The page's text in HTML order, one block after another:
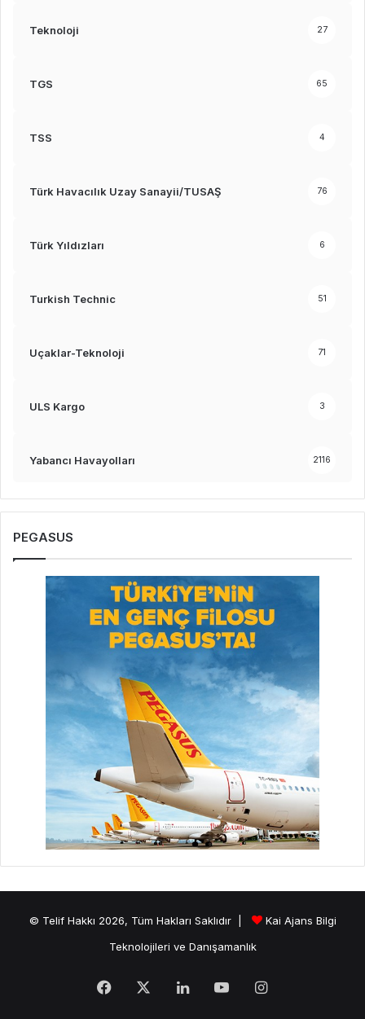
Teknoloji 27
TGS 65
TSS 4
Türk Havacılık Uzay Sanayii/TUSAŞ 76
Türk Yıldızları 6
Turkish Technic 51
Uçaklar-Teknoloji 71
ULS Kargo 3
Yabancı Havayolları 2116
PEGASUS
© Telif Hakkı 2026, Tüm Hakları Saklıdır |
Kai Ajans Bilgi
Teknolojileri ve Danışamanlık
Facebook LinkedInYouTubeInstagram